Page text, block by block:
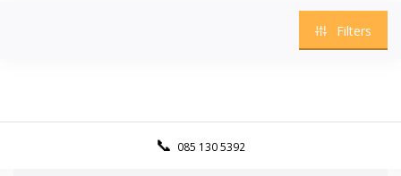
Filters
085 130 5392